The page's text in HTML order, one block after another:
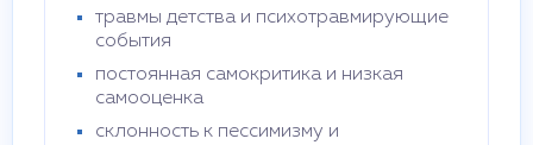
травмы детства и психотравмирующие
события
постоянная самокритика и низкая
самооценка
склонность к пессимизму и